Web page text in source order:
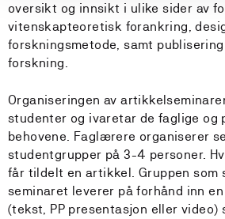
oversikt og innsikt i ulike sider av
vitenskapteoretisk forankring,
forskningsmetode, samt
forskning.
Organiseringen av
studenter og ivaretar de faglige og
behovene. Faglærere organiserer
studentgrupper på 3-4 personer.
får tildelt en artikkel. Gruppen som
seminaret leverer på forhånd inn
(tekst, PP presentasjon eller video)